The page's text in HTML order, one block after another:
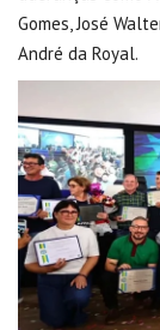
Gomes, José
André da Royal.